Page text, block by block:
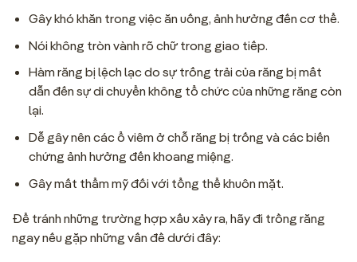
Gây khó khăn trong việc ăn uống, ảnh hưởng đến cơ thể.
Nói không tròn vành rõ chữ trong giao tiếp.
Hàm răng bị lệch lạc do sự trống trải của răng bị mất
dẫn đến sự di chuyển không tổ chức của những răng còn
lại.
Dễ gây nên các ổ viêm ở chỗ răng bị trống và các biến
chứng ảnh hưởng đến khoang miệng.
Gây mất thẩm mỹ đối với tổng thể khuôn mặt.
Để tránh những trường hợp xấu xảy ra, hãy đi trồng răng
ngay nếu gặp những vấn đề dưới đây: